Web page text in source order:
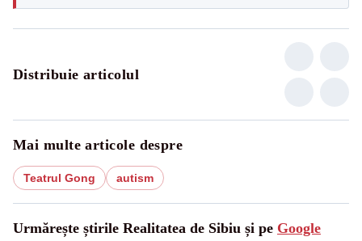
Distribuie articolul
Mai multe articole despre
Teatrul Gong autism
Urmărește știrile Realitatea de Sibiu și pe Google